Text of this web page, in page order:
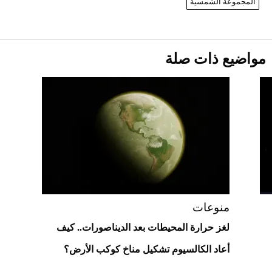
أغلى 10 عطور في العالم للرجال تمنحك فخامة
2026-07-25
Comeback" في جدة (فيديو)
2026-07-25
مواضيع ذات صلة
منوعات
لغز حرارة المحيطات بعد الديناصورات.. كيف
أعاد الكالسيوم تشكيل مناخ كوكب الأرض؟